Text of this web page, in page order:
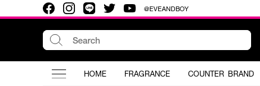
@EVEANDBOY
HOME FRAGRANCE COUNTER BRAND